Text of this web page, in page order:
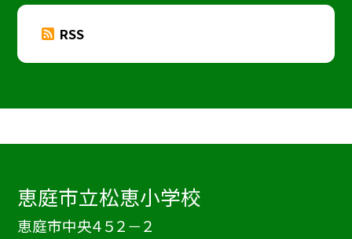
RSS
恵庭市立松恵小学校
恵庭市中央４５２－２